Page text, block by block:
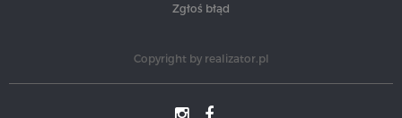
Zgłoś błąd
Copyright by realizator.pl